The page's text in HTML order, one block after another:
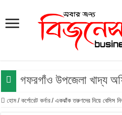
গফরগাঁও উপজেলা খাদ্য
হোম / কর্পোরেট কর্নার / একঝাঁক তরুণদের নিয়ে বেসিস